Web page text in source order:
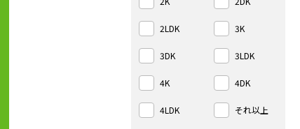
2LDK 3K
3DK 3LDK
4K 4DK
4LDK それ以上